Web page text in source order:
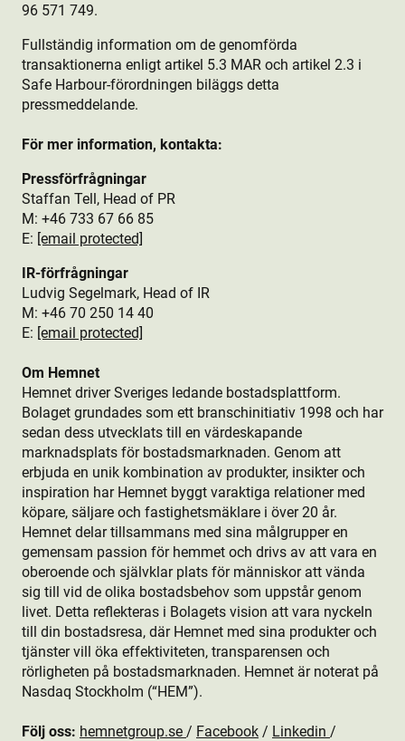
96 571 749.
Fullständig information om de genomförda
transaktionerna enligt artikel 5.3 MAR och artikel 2.3 i
Safe Harbour-förordningen biläggs detta
pressmeddelande.
För mer information, kontakta:
Pressförfrågningar
Staffan Tell, Head of PR
M: +46 733 67 66 85
E: [email protected]
IR-förfrågningar
Ludvig Segelmark, Head of IR
M: +46 70 250 14 40
E: [email protected]
Om Hemnet
Hemnet driver Sveriges ledande bostads­plattform.
Bolaget grundades som ett branschinitiativ 1998 och har
sedan dess utvecklats till en värdeskapande
marknadsplats för bostads­marknaden. Genom att
erbjuda en unik kombination av produkt­er, insikter och
inspiration har Hemnet byggt varaktiga relationer med
köpare, säljare och fastighetsmäklare i över 20 år.
Hemnet delar tillsammans med sina målgrupper en
gemensam passion för hemmet och drivs av att vara en
oberoende och självklar plats för människor att vända
sig till vid de olika bostads­behov som uppstår genom
livet. Detta reflekteras i Bolagets vision att vara nyckeln
till din bostads­resa, där Hemnet med sina produkt­er och
tjänster vill öka effektiviteten, transparensen och
rörligheten på bostads­marknaden. Hemnet är noterat på
Nasdaq Stockholm (“HEM”).
Följ oss: hemnetgroup.se / Facebook / Linkedin /